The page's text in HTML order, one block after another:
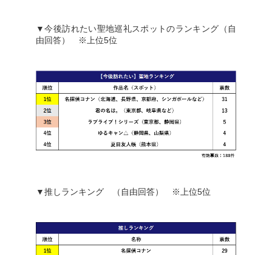
▼今後訪れたい聖地巡礼スポットのランキング（自
由回答） ※上位5位
▼推しランキング （自由回答） ※上位5位